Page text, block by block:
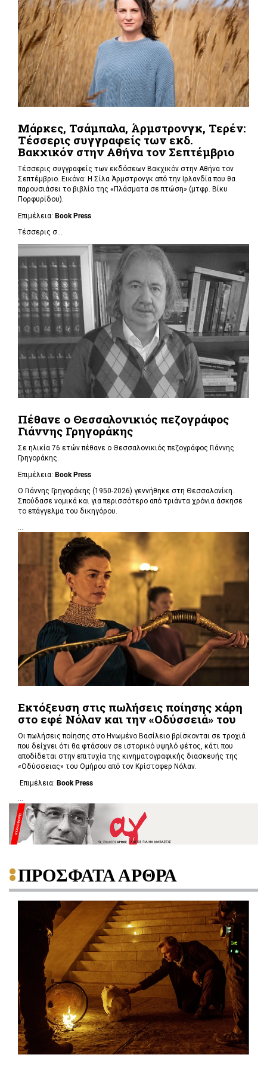
Μάρκες, Τσάμπαλα, Άρμστρονγκ, Τερέν:
Τέσσερις συγγραφείς των εκδ.
Βακχικόν στην Αθήνα τον Σεπτέμβριο
Τέσσερις συγγραφείς των εκδόσεων Βακχικόν στην Αθήνα τον
Σεπτέμβριο. Εικόνα: Η Σίλα Άρμστρονγκ από την Ιρλανδία που θα
παρουσιάσει το βιβλίο της «Πλάσματα σε πτώση» (μτφρ. Βίκυ
Πορφυρίδου).
Επιμέλεια: Book Press
Τέσσερις σ...
Πέθανε ο Θεσσαλονικιός πεζογράφος
Γιάννης Γρηγοράκης
Σε ηλικία 76 ετών πέθανε ο Θεσσαλονικιός πεζογράφος Γιάννης
Γρηγοράκης.
Επιμέλεια: Book Press
Ο Γιάννης Γρηγοράκης (1950-2026) γεννήθηκε στη Θεσσαλονίκη.
Σπούδασε νομικά και για περισσότερο από τριάντα χρόνια άσκησε
το επάγγελμα του δικηγόρου.
...
Εκτόξευση στις πωλήσεις ποίησης χάρη
στο εφέ Νόλαν και την «Οδύσσειά» του
Οι πωλήσεις ποίησης στο Ηνωμένο Βασίλειο βρίσκονται σε τροχιά
που δείχνει ότι θα φτάσουν σε ιστορικό υψηλό φέτος, κάτι που
αποδίδεται στην επιτυχία της κινηματογραφικής διασκευής της
«Οδύσσειας» του Ομήρου από τον Κρίστοφερ Νόλαν.
Επιμέλεια: Book Press
...
ΠΡΟΣΦΑΤΑ ΑΡΘΡΑ